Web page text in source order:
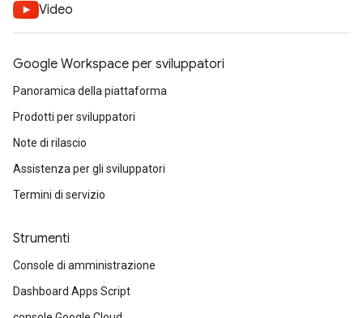
Video
Google Workspace per sviluppatori
Panoramica della piattaforma
Prodotti per sviluppatori
Note di rilascio
Assistenza per gli sviluppatori
Termini di servizio
Strumenti
Console di amministrazione
Dashboard Apps Script